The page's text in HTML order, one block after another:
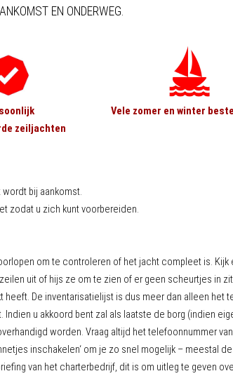
EN ONDERWEG.
zeiljachten
Vele zomer en winter
bij aankomst.
zodat u zich kunt voorbereiden.
om te controleren of het jacht compleet is. Kijk
uit of hijs ze om te zien of er geen scheurtjes in
De inventarisatielijst is dus meer dan alleen het
u akkoord bent zal als laatste de borg (indien
worden. Vraag altijd het telefoonnummer
inschakelen‘ om je zo snel mogelijk – meestal
van het charterbedrijf, dit is om uitleg te geven